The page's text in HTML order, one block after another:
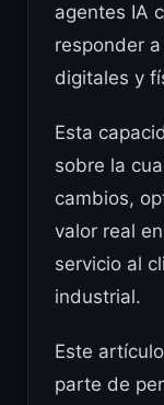
agentes IA
responder
digitales y
Esta
sobre la
cambios,
valor real
servicio al
industrial.
Este
parte de